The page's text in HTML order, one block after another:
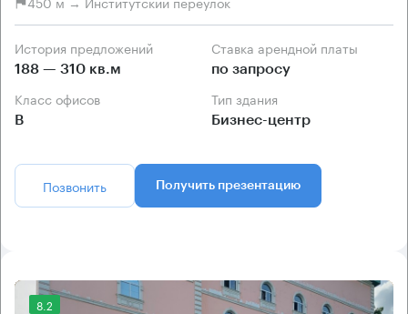
История предложений
188 — 310 кв.м
Ставка арендной платы
по запросу
Класс офисов
B
Тип здания
Бизнес-центр
Позвонить Получить презентацию
8.2